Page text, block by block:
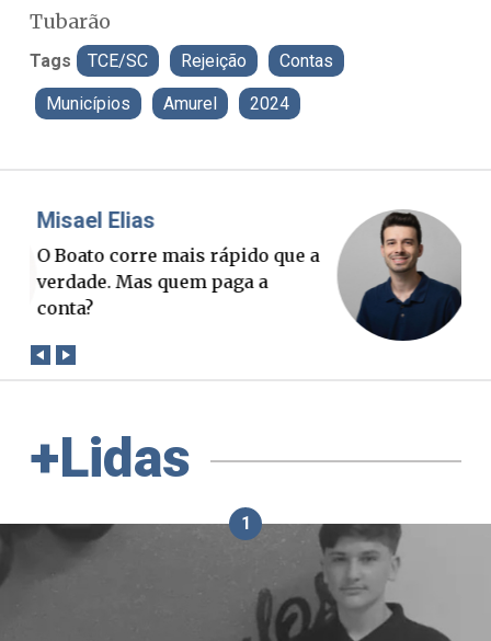
Tubarão
Tags TCE/SC Rejeição Contas
Municípios Amurel 2024
Misael Elias
O Boato corre mais rápido que a
verdade. Mas quem paga a
conta?
+Lidas
1